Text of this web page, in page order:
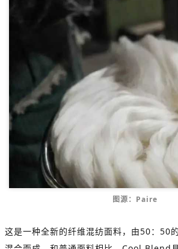
图源：Paire
这是一种全新的纤维混纺面料，由50：50